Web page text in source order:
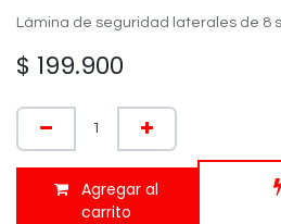
Lámina de seguridad laterales de 8
$ 199.900
Agregar al
carrito